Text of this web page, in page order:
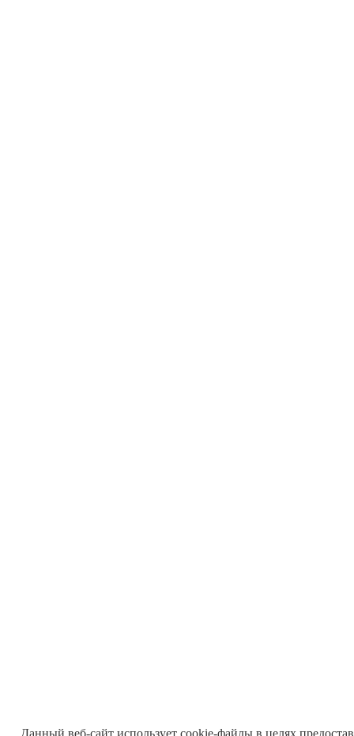
Данный веб-сайт использует cookie-файлы в целях